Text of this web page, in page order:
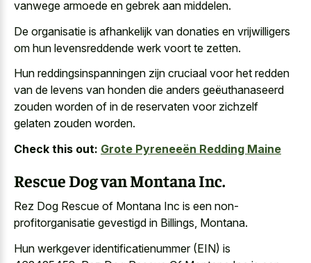
vanwege armoede en gebrek aan middelen.
De organisatie is afhankelijk van donaties en vrijwilligers
om hun levensreddende werk voort te zetten.
Hun reddingsinspanningen zijn cruciaal voor het redden
van de levens van honden die anders geëuthanaseerd
zouden worden of in de reservaten voor zichzelf
gelaten zouden worden.
Check this out: Grote Pyreneeën Redding Maine
Rescue Dog van Montana Inc.
Rez Dog Rescue of Montana Inc is een non-
profitorganisatie gevestigd in Billings, Montana.
Hun werkgever identificatienummer (EIN) is